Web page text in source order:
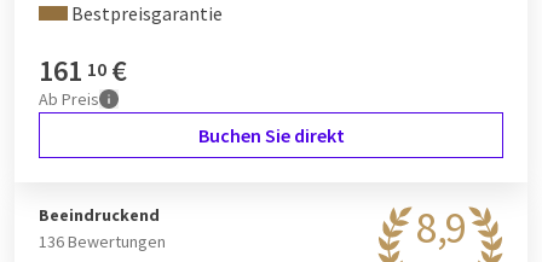
Bestpreisgarantie
161 10 €
Ab Preis
Buchen Sie direkt
8,9
Beeindruckend
136 Bewertungen